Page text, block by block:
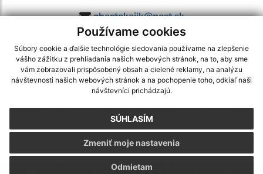
Používame cookies
Súbory cookie a ďalšie technológie sledovania používame na zlepšenie
vášho zážitku z prehliadania našich webových stránok, na to, aby sme
vám zobrazovali prispôsobený obsah a cielené reklamy, na analýzu
návštevnosti našich webových stránok a na pochopenie toho, odkiaľ naši
návštevníci prichádzajú.
SÚHLASÍM
Odmietam
Zmeniť moje nastavenia
obectokajik@post.sk
využite možnosť získavania aktuálnych informácií s využitím RSS
CMS systém (redakčný) systém ECHELON 2,Mapa stránok,web portál
webex.digital, s.r.o.,domény,registrácia domény
Posledná aktualizácia:04.08.2026
Vytlačiť stránku|Vyhlásenie o prístupnosti